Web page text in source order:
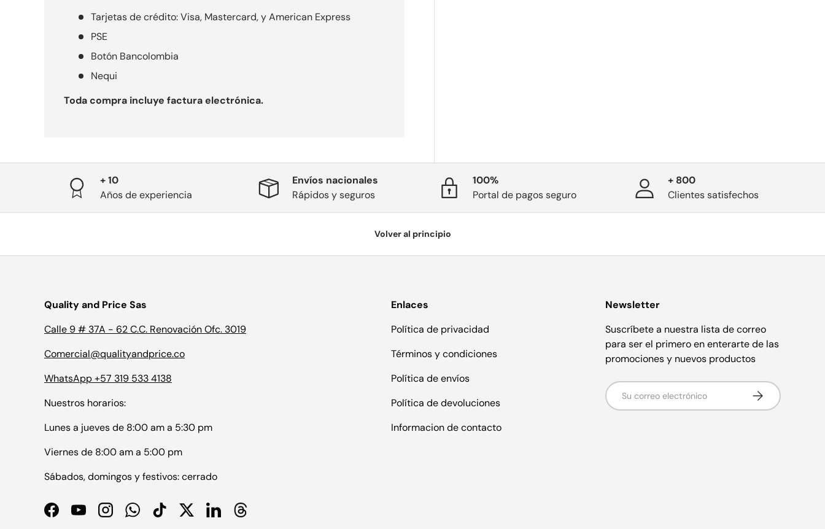
Tarjetas de crédito: Visa, Mastercard, y American Express
PSE
Botón Bancolombia
Nequi
Toda compra incluye factura electrónica.
+ 10
Años de experiencia
Envíos nacionales
Rápidos y seguros
100%
Portal de pagos seguro
+ 800
Clientes satisfechos
Volver al principio
Quality and Price Sas
Calle 9 # 37A - 62 C.C. Renovación Ofc. 3019
Comercial@qualityandprice.co
WhatsApp +57 319 533 4138
Nuestros horarios:
Lunes a jueves de 8:00 am a 5:30 pm
Viernes de 8:00 am a 5:00 pm
Sábados, domingos y festivos: cerrado
FacebookYouTubeInstagramWhatsAppTikTokTwitterLinkedInThreads
Enlaces
Política de privacidad
Términos y condiciones
Política de envíos
Política de devoluciones
Informacion de contacto
Newsletter
Suscríbete a nuestra lista de correo
para ser el primero en enterarte de las
promociones y nuevos productos
Correo electrónico Suscribirse